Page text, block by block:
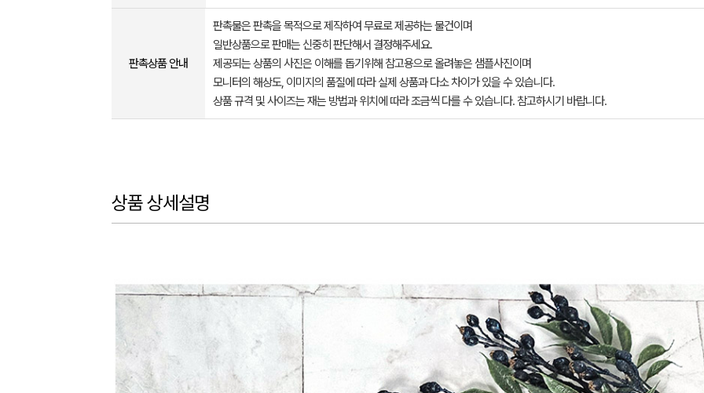
판촉상품 안내
판촉물은 판촉을 목적으로 제작하여 무료로 제공하는 물건이며
일반상품으로 판매는 신중히 판단해서 결정해주세요.
제공되는 상품의 사진은 이해를 돕기위해 참고용으로 올려놓은 샘플사진이며
모니터의 해상도, 이미지의 품질에 따라 실제 상품과 다소 차이가 있을 수 있습니다.
상품 규격 및 사이즈는 재는 방법과 위치에 따라 조금씩 다를 수 있습니다. 참고하시기 바랍니다.
상품 상세설명